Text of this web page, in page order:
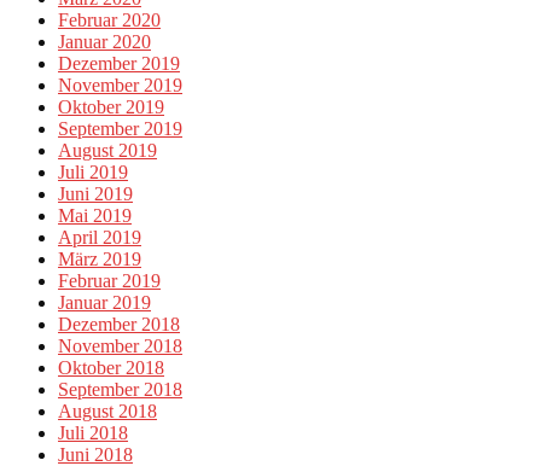
Februar 2020
Januar 2020
Dezember 2019
November 2019
Oktober 2019
September 2019
August 2019
Juli 2019
Juni 2019
Mai 2019
April 2019
März 2019
Februar 2019
Januar 2019
Dezember 2018
November 2018
Oktober 2018
September 2018
August 2018
Juli 2018
Juni 2018